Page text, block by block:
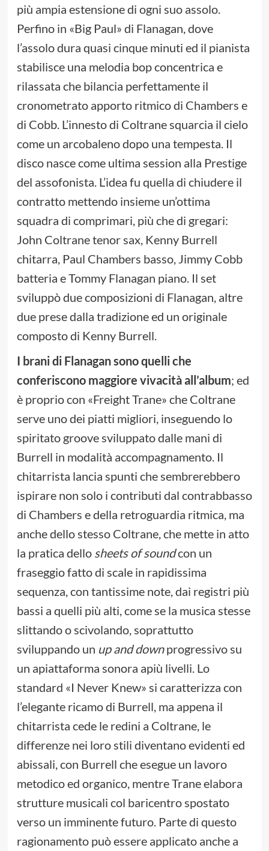
più ampia estensione di ogni suo assolo.
Perfino in «Big Paul» di Flanagan, dove
l’assolo dura quasi cinque minuti ed il pianista
stabilisce una melodia bop concentrica e
rilassata che bilancia perfettamente il
cronometrato apporto ritmico di Chambers e
di Cobb. L’innesto di Coltrane squarcia il cielo
come un arcobaleno dopo una tempesta. Il
disco nasce come ultima session alla Prestige
del assofonista. L’idea fu quella di chiudere il
contratto mettendo insieme un’ottima
squadra di comprimari, più che di gregari:
John Coltrane tenor sax, Kenny Burrell
chitarra, Paul Chambers basso, Jimmy Cobb
batteria e Tommy Flanagan piano. Il set
sviluppò due composizioni di Flanagan, altre
due prese dalla tradizione ed un originale
composto di Kenny Burrell.
I brani di Flanagan sono quelli che
conferiscono maggiore vivacità all’album; ed
è proprio con «Freight Trane» che Coltrane
serve uno dei piatti migliori, inseguendo lo
spiritato groove sviluppato dalle mani di
Burrell in modalità accompagnamento. Il
chitarrista lancia spunti che sembrerebbero
ispirare non solo i contributi dal contrabbasso
di Chambers e della retroguardia ritmica, ma
anche dello stesso Coltrane, che mette in atto
la pratica dello sheets of soundcon un
fraseggio fatto di scale in rapidissima
sequenza, con tantissime note, dai registri più
bassi a quelli più alti, come se la musica stesse
slittando o scivolando, soprattutto
sviluppando un up and downprogressivo su
un apiattaforma sonora apiù livelli. Lo
standard «I Never Knew» si caratterizza con
l’elegante ricamo di Burrell, ma appena il
chitarrista cede le redini a Coltrane, le
differenze nei loro stili diventano evidenti ed
abissali, con Burrell che esegue un lavoro
metodico ed organico, mentre Trane elabora
strutture musicali col baricentro spostato
verso un imminente futuro. Parte di questo
ragionamento può essere applicato anche a